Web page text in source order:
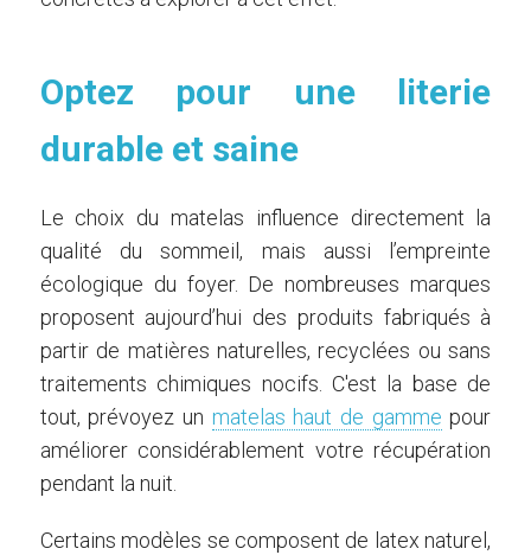
Optez pour une literie
durable et saine
Le choix du matelas influence directement la
qualité du sommeil, mais aussi l’empreinte
écologique du foyer. De nombreuses marques
proposent aujourd’hui des produits fabriqués à
partir de matières naturelles, recyclées ou sans
traitements chimiques nocifs. C'est la base de
tout, prévoyez un matelas haut de gamme pour
améliorer considérablement votre récupération
pendant la nuit.
Certains modèles se composent de latex naturel,